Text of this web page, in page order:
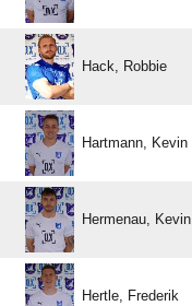
 
 
 
 